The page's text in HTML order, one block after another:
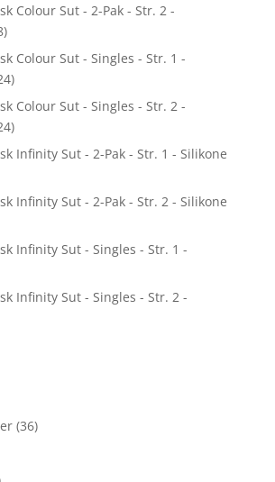
Colour Sut - 2-Pak - Str. 2 -
Colour Sut - Singles - Str. 1 -
Colour Sut - Singles - Str. 2 -
Infinity Sut - 2-Pak - Str. 1 - Silikone
Infinity Sut - 2-Pak - Str. 2 - Silikone
Infinity Sut - Singles - Str. 1 -
Infinity Sut - Singles - Str. 2 -
(36)